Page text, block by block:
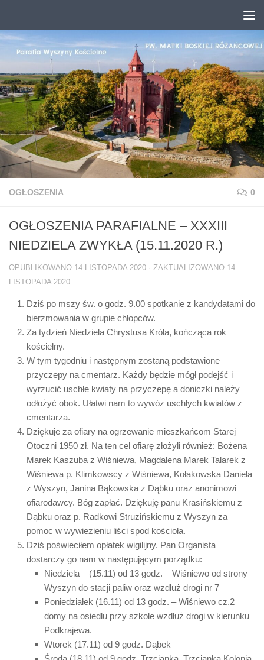
OGŁOSZENIA 0
OGŁOSZENIA PARAFIALNE – XXXIII
NIEDZIELA ZWYKŁA (15.11.2020 R.)
OPUBLIKOWANO 14 LISTOPADA 2020 · ZAKTUALIZOWANO 14
LISTOPADA 2020
Dziś po mszy św. o godz. 9.00 spotkanie z kandydatami do
bierzmowania w grupie chłopców.
Za tydzień Niedziela Chrystusa Króla, kończąca rok
kościelny.
W tym tygodniu i następnym zostaną podstawione
przyczepy na cmentarz. Każdy będzie mógł podejść i
wyrzucić uschłe kwiaty na przyczepę a doniczki należy
odłożyć obok. Ułatwi nam to wywóz uschłych kwiatów z
cmentarza.
Dziękuje za ofiary na ogrzewanie mieszkańcom Starej
Otoczni 1950 zł. Na ten cel ofiarę złożyli również: Bożena
Marek Kaszuba z Wiśniewa, Magdalena Marek Talarek z
Wiśniewa p. Klimkowscy z Wiśniewa, Kołakowska Daniela
z Wyszyn, Janina Bąkowska z Dąbku oraz anonimowi
ofiarodawcy. Bóg zapłać. Dziękuję panu Krasińskiemu z
Dąbku oraz p. Radkowi Struzińskiemu z Wyszyn za
pomoc w wywiezieniu liści spod kościoła.
Dziś poświeciłem opłatek wigilijny. Pan Organista
dostarczy go nam w następującym porządku:
Niedziela – (15.11) od 13 godz. – Wiśniewo od strony
Wyszyn do stacji paliw oraz wzdłuż drogi nr 7
Poniedziałek (16.11) od 13 godz. – Wiśniewo cz.2
domy na osiedlu przy szkole wzdłuż drogi w kierunku
Podkrajewa.
Wtorek (17.11) od 9 godz. Dąbek